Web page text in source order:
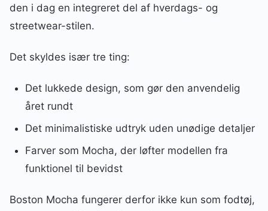
den i dag en integreret del af hverdags- og
streetwear-stilen.
Det skyldes især tre ting:
Det lukkede design, som gør den anvendelig
året rundt
Det minimalistiske udtryk uden unødige detaljer
Farver som Mocha, der løfter modellen fra
funktionel til bevidst
Boston Mocha fungerer derfor ikke kun som fodtøj,